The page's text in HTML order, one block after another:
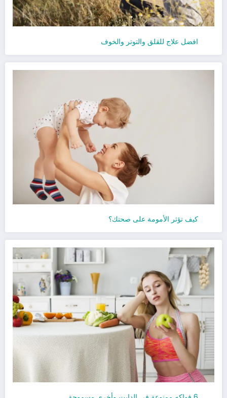
افضل علاج للقلق والتوتر والخوف
كيف تؤثر الأمومة على صحتك؟